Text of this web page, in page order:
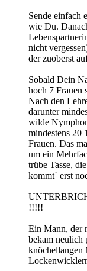
Sende einfach
wie Du.
nicht
der zuoberst
Sobald Dein
hoch 7 Frauen
Nach den
darunter
wilde
mindestens 20
Frauen. Das
um ein
trübe Tasse,
kommt´ erst
!!!!!
Ein Mann, der
bekam neulich
knöchellangen